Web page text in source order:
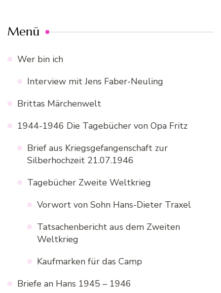
Menü
Wer bin ich
Interview mit Jens Faber-Neuling
Brittas Märchenwelt
1944-1946 Die Tagebücher von Opa Fritz
Brief aus Kriegsgefangenschaft zur
Silberhochzeit 21.07.1946
Tagebücher Zweite Weltkrieg
Vorwort von Sohn Hans-Dieter Traxel
Tatsachenbericht aus dem Zweiten
Weltkrieg
Kaufmarken für das Camp
Briefe an Hans 1945 – 1946